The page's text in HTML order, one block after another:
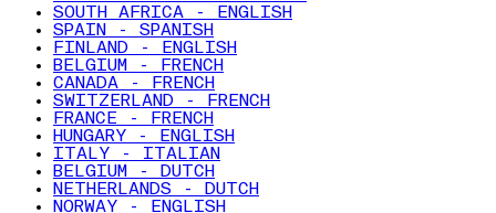
SOUTH AFRICA - ENGLISH
SPAIN - SPANISH
FINLAND - ENGLISH
BELGIUM - FRENCH
CANADA - FRENCH
SWITZERLAND - FRENCH
FRANCE - FRENCH
HUNGARY - ENGLISH
ITALY - ITALIAN
BELGIUM - DUTCH
NETHERLANDS - DUTCH
NORWAY - ENGLISH